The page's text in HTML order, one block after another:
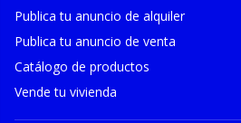
Publica tu anuncio de alquiler
Publica tu anuncio de venta
Catálogo de productos
Vende tu vivienda